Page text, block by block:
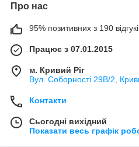
Про нас
95% позитивних з 190
Працює з 07.01.2015
м. Кривий Ріг
Вул. Соборності 29В/2,
Контакти
Сьогодні вихідний
Показати весь графік